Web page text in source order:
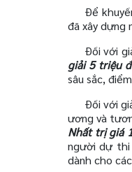
Để
đã xây dựng
Đối với
giải 5 triệu
sâu sắc,
Đối với
ương và
Nhất trị giá
người dự thi
dành cho